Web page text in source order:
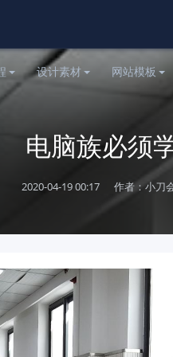
设计素材 网站模板
电脑族必须
2020-04-19 00:17 作者：小刀